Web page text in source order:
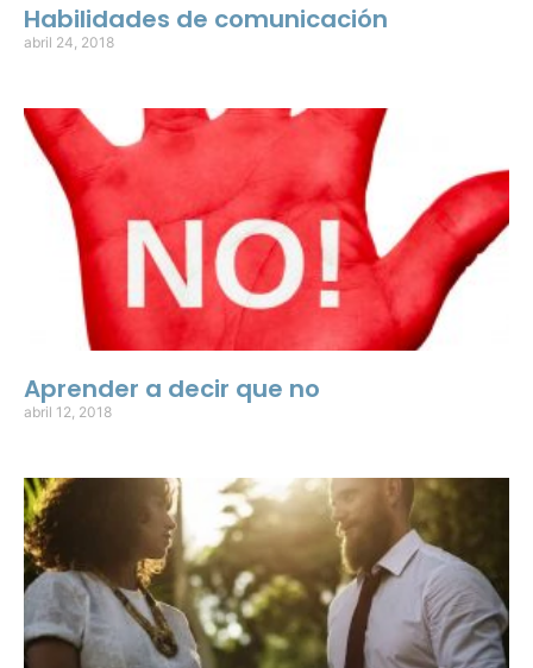
Habilidades de comunicación
abril 24, 2018
Aprender a decir que no
abril 12, 2018